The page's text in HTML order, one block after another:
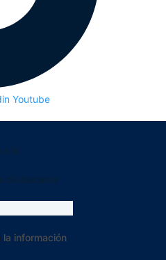
Youtube
información